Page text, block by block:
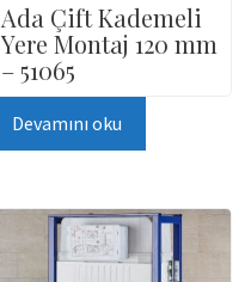
Ada Çift Kademeli
Yere Montaj 120 mm
– 51065
Devamını oku